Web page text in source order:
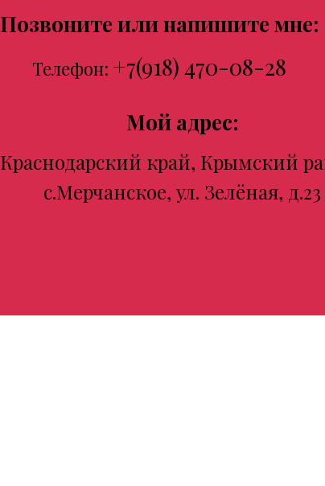
Позвоните или напишите мне:
Телефон: +7(918) 470-08-28
Мой адрес:
Краснодарский край, Крымский
с.Мерчанское, ул. Зелёная, д.23